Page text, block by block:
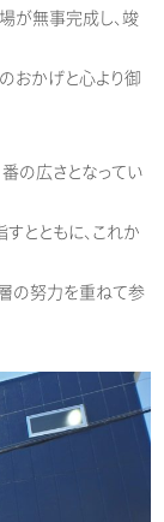
が無事完成し、竣
おかげと心より御
の広さとなってい
とともに、これか
の努力を重ねて参